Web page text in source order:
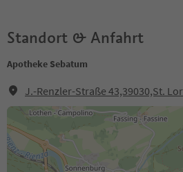
Standort & Anfahrt
Apotheke Sebatum
J.-Renzler-Straße 43,39030,St.